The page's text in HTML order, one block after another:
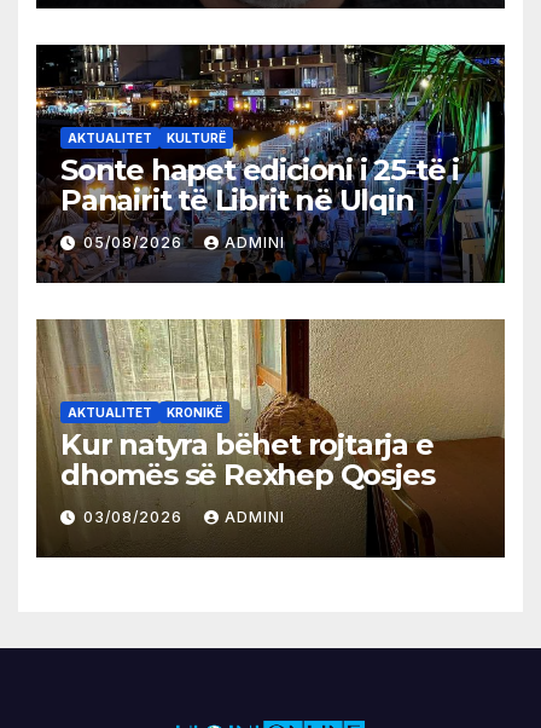
AKTUALITET KULTURË
Sonte hapet edicioni i 25-të i
Panairit të Librit në Ulqin
05/08/2026 ADMINI
AKTUALITET KRONIKË
Kur natyra bëhet rojtarja e
dhomës së Rexhep Qosjes
03/08/2026 ADMINI